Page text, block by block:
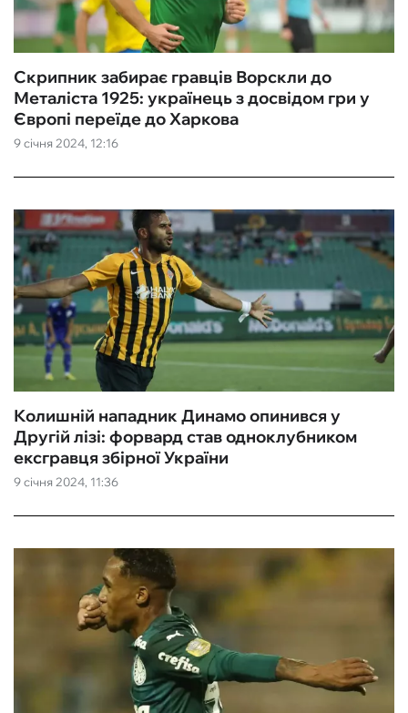
9 січня 2024, 12:16
Скрипник забирає гравців Ворскли до
Металіста 1925: українець з досвідом гри у
Європі переїде до Харкова
9 січня 2024, 11:36
Колишній нападник Динамо опинився у
Другій лізі: форвард став одноклубником
ексгравця збірної України